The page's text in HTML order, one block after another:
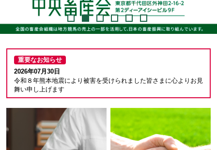
重要なお知らせ
2026年07月30日
令和８年熊本地震により被害を受けられました皆さまに心よりお見
舞い申し上げます